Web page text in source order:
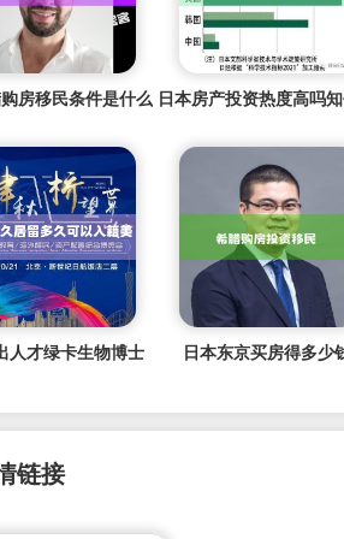
房移民条件是什么
人才绿卡生物博士 日本东京买房得多少
链接